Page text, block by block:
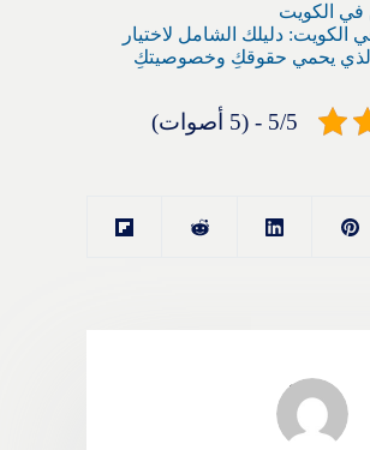
في الكويت
الكويت: دليلك الشامل لاختيار
الذي يحمي حقوقكِ وخصوصيتكِ
5/5 - (5 أصوات)